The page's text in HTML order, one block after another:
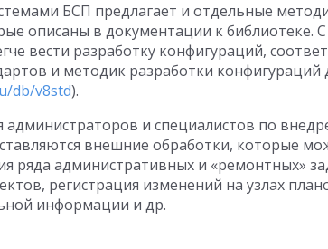
БСП предлагает и отдельные
описаны в документации к библиотеке.
вести разработку конфигураций,
и методик разработки
db/v8std).
администраторов и специалистов по
внешние обработки, которые
ряда административных и «ремонтных»
регистрация изменений на узлах
информации и др.